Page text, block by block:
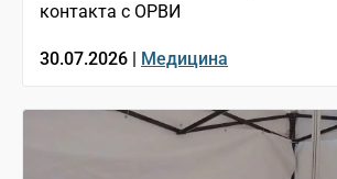
контакта с ОРВИ
30.07.2026 | Медицина